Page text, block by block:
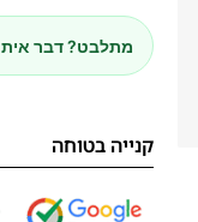
מתלבט? דבר
קנייה בטוחה